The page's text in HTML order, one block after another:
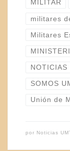
MILITAR
militares
Militares
NOTICIAS
SOMOS
Unión de
por Noticias